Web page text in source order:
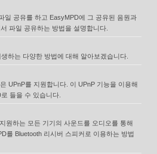
일 공유를 하고 EasyMPD에 그 공유된 음원과
파일 공유하는 방법을 설명합니다.
하는 다양한 방법에 대해 알아보겠습니다.
UPnP를 지원합니다. 이 UPnP 기능을 이용해
들을 수 있습니다.
원하는 모든 기기의 사운드를 오디오를 통해
를 Bluetooth 리시버 스피커로 이용하는 방법